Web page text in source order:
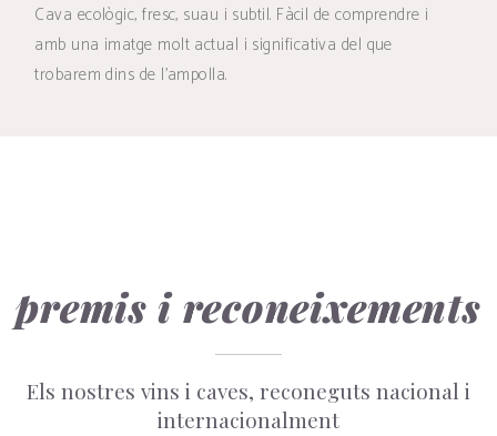
Cava ecològic, fresc, suau i subtil. Fàcil de comprendre i
amb una imatge molt actual i significativa del que
trobarem dins de l'ampolla.
premis i reconeixements
Els nostres vins i caves, reconeguts nacional i
internacionalment